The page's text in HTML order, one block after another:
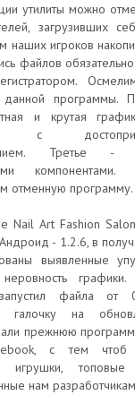
утилиты можно
загрузивших
наших игроков
файлов
данной программы.
и крутая
с
Третье -
отменную программу.
Nail Art Fashion
- 1.2.6, в
выявленные
файла от
галочку на
прежнюю
с тем чтоб
игрушки, топовые
нам